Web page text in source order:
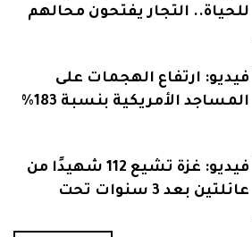
للحياة.. التجار يفتحون محالهم
فيديو: ارتفاع الهجمات على
المساجد الأمريكية بنسبة 183%
فيديو: غزة تشيع 112 شهيدًا من
عائلتين بعد 3 سنوات تحت